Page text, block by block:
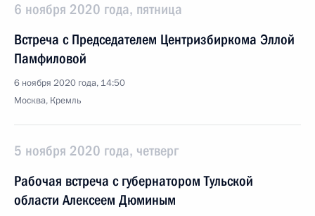
6 ноября 2020 года, пятница
Встреча с Председателем Центризбиркома Эллой
Памфиловой
6 ноября 2020 года, 14:50
Москва, Кремль
5 ноября 2020 года, четверг
Рабочая встреча с губернатором Тульской
области Алексеем Дюминым